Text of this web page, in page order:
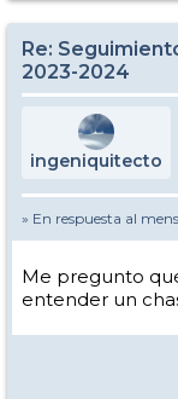
Re:
2023-2024
ingeniquitecto
» En respuesta al
Me pregunto
entender un